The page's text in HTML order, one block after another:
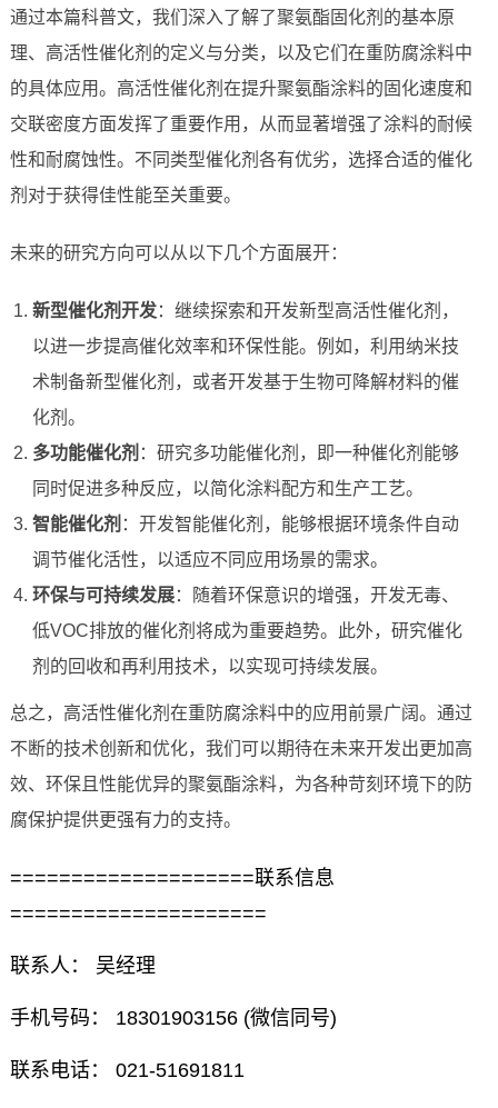
通过本篇科普文，我们深入了解了聚氨酯固化剂的基本原
理、高活性催化剂的定义与分类，以及它们在重防腐涂料中
的具体应用。高活性催化剂在提升聚氨酯涂料的固化速度和
交联密度方面发挥了重要作用，从而显著增强了涂料的耐候
性和耐腐蚀性。不同类型催化剂各有优劣，选择合适的催化
剂对于获得佳性能至关重要。
未来的研究方向可以从以下几个方面展开：
新型催化剂开发：继续探索和开发新型高活性催化剂，
以进一步提高催化效率和环保性能。例如，利用纳米技
术制备新型催化剂，或者开发基于生物可降解材料的催
化剂。
多功能催化剂 ：研究多功能催化剂，即一种催化剂能够
同时促进多种反应，以简化涂料配方和生产工艺。
智能催化剂 ：开发智能催化剂，能够根据环境条件自动
调节催化活性，以适应不同应用场景的需求。
环保与可持续发展：随着环保意识的增强，开发无毒、
低VOC排放的催化剂将成为重要趋势。此外，研究催化
剂的回收和再利用技术，以实现可持续发展。
总之，高活性催化剂在重防腐涂料中的应用前景广阔。通过
不断的技术创新和优化，我们可以期待在未来开发出更加高
效、环保且性能优异的聚氨酯涂料，为各种苛刻环境下的防
腐保护提供更强有力的支持。
====================联系信息
=====================
联系人： 吴经理
手机号码： 18301903156 (微信同号)
联系电话： 021-51691811